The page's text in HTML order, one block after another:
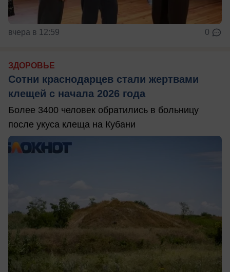
вчера в 12:59 0
ЗДОРОВЬЕ
Сотни краснодарцев стали жертвами
клещей с начала 2026 года
Более 3400 человек обратились в больницу
после укуса клеща на Кубани